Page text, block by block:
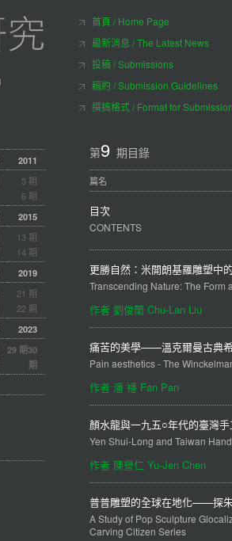
首頁 / Home Page
最新消息 / The Latest News
投稿 / Submissions
稿約 / Submission Guidelines
撰搞格式 / Format for
2011
5 期
6 期
2015
13 期
14 期
2019
21 期
22 期
2023
29 期 30
期
第9 期目錄
篇名
目次
CONTENTS
更勝自然：米開朗基羅雕塑中
Transcending Nature: The Form
作者 劉俊蘭 Chu-Lan Liu
痛苦的美學——溫克爾曼古典
Pain aesthetics - The
作者 潘 襎 Fan Pan
顏水龍與一九五○年代的臺灣
Yen Shui-Long and Taiwan
作者 陳譽仁 Yu-Jen Chen
普普雕塑的全球在地化——探
A Study of Pop Sculpture
Carving Citizen Series